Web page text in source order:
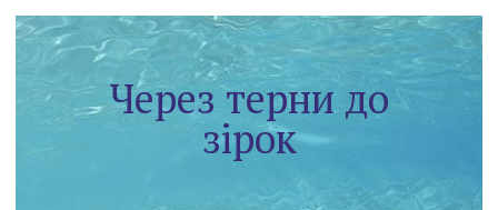
Через терни до
зірок